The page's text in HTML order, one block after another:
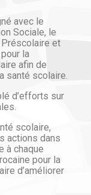
avec le
Sociale, le
Préscolaire et
la
afin de
santé scolaire.
d’efforts sur
scolaire,
actions dans
à chaque
pour la
d’améliorer